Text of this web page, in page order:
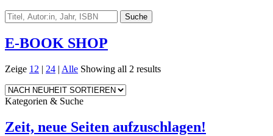
E-BOOK SHOP
Zeige 12 | 24 | Alle Showing all 2 results
Kategorien & Suche
Zeit, neue Seiten aufzuschlagen!